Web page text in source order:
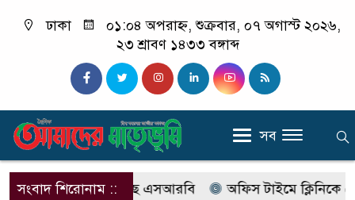
ঢাকা
০১:০৪ অপরাহ্ন, শুক্রবার, ০৭ অগাস্ট ২০২৬,
২৩ শ্রাবণ ১৪৩৩ বঙ্গাব্দ
সব
সংবাদ শিরোনাম ::
নাম বদলে আসছে এসআরবি অফিস টাইমে ক্লিনিকে রোগী